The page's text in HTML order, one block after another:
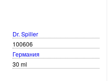
Dr. Spiller
100606
Германия
30 ml